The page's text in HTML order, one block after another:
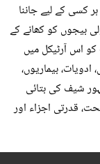
کسی کے لیے جاننا
بیجوں کو کھانے کے
اس آرٹیکل میں
بیماریوں،
شیف کی بتائی
قدرتی اجزاء اور